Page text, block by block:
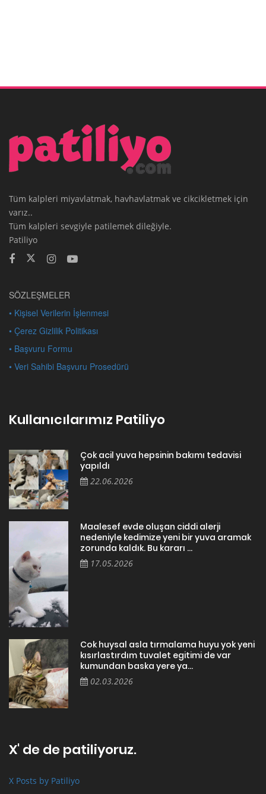
Tüm kalpleri miyavlatmak, havhavlatmak ve cikcikletmek için
varız..
Tüm kalpleri sevgiyle patilemek dileğiyle.
Patiliyo
SÖZLEŞMELER
• Kişisel Verilerin İşlenmesi
• Çerez Gizlilik Politikası
• Başvuru Formu
• Veri Sahibi Başvuru Prosedürü
Kullanıcılarımız Patiliyo
Çok acil yuva hepsinin bakımı tedavisi
yapıldı
22.06.2026
Maalesef evde oluşan ciddi alerji
nedeniyle kedimize yeni bir yuva aramak
zorunda kaldık. Bu kararı ...
17.05.2026
Cok huysal asla tırmalama huyu yok yeni
kısırlastırdım tuvalet egitimi de var
kumundan baska yere ya...
02.03.2026
X' de de patiliyoruz.
X Posts by Patiliyo